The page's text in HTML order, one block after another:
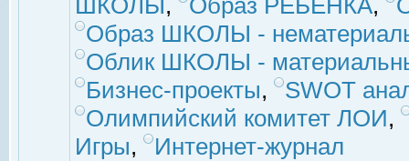
ШКОЛЫ, Образ РЕБЕНКА,
Образ ШКОЛЫ -
Облик ШКОЛЫ -
Бизнес-проекты,
SWOT
Олимпийский комитет ЛОИ,
Игры, Интернет-журнал